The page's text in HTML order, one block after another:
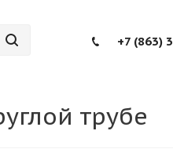
+7 (863)
трубе